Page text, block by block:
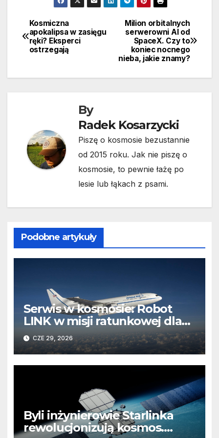
Nawigacja
wpisu
Milion orbitalnych
serwerowni AI od
SpaceX. Czy to
koniec nocnego
nieba, jakie znamy?
Kosmiczna
apokalipsa w zasięgu
ręki? Eksperci
ostrzegają
By
Radek Kosarzycki
Piszę o kosmosie bezustannie
od 2015 roku. Jak nie piszę o
kosmosie, to pewnie łażę po
lesie lub łąkach z psami.
Podobne artykuły
Serwis w kosmosie: Robot
LINK w misji ratunkowej dla
obserwatorium Swift
CZE 29, 2026
Byli inżynierowie Starlinka
rewolucjonizują kosmos.